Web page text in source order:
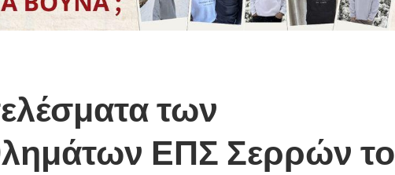
των
ΕΠΣ Σερρών το